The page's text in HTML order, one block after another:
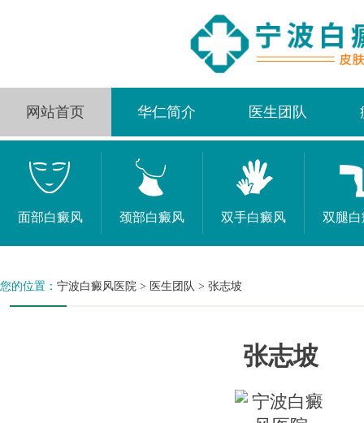
网站首页 华仁简介 医生团队
面部白癜风 颈部白癜风 双手白癜风 双腿
您的位置： 宁波白癜风医院 > 医生团队 > 张志坡
张志坡